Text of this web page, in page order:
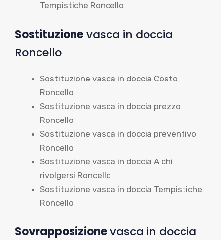
Tempistiche Roncello
Sostituzionevasca in doccia
Roncello
Sostituzione vasca in doccia Costo
Roncello
Sostituzione vasca in doccia prezzo
Roncello
Sostituzione vasca in doccia preventivo
Roncello
Sostituzione vasca in doccia A chi
rivolgersi Roncello
Sostituzione vasca in doccia Tempistiche
Roncello
Sovrapposizionevasca in doccia